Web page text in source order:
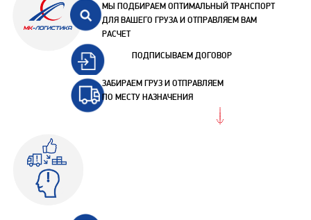
МЫ ПОДБИРАЕМ ОПТИМАЛЬНЫЙ ТРАНСПОРТ
ДЛЯ ВАШЕГО ГРУЗА И ОТПРАВЛЯЕМ ВАМ
РАСЧЕТ
ПОДПИСЫВАЕМ ДОГОВОР
ЗАБИРАЕМ ГРУЗ И ОТПРАВЛЯЕМ
ПО МЕСТУ НАЗНАЧЕНИЯ